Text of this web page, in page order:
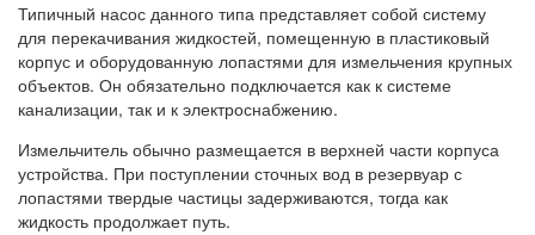
Типичный насос данного типа представляет собой систему
для перекачивания жидкостей, помещенную в пластиковый
корпус и оборудованную лопастями для измельчения крупных
объектов. Он обязательно подключается как к системе
канализации, так и к электроснабжению.
Измельчитель обычно размещается в верхней части корпуса
устройства. При поступлении сточных вод в резервуар с
лопастями твердые частицы задерживаются, тогда как
жидкость продолжает путь.